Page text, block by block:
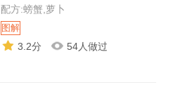
配方:螃蟹,萝卜
图解
3.2分 54人做过